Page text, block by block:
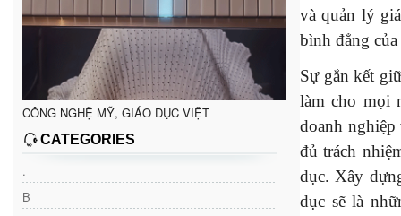
CÔNG NGHỆ MỸ, GIÁO DỤC VIỆT
CATEGORIES
.
B
và quản lý
bình đẳng
Sự gắn kết
làm cho mọi
doanh
đủ trách
dục. Xây
dục sẽ là